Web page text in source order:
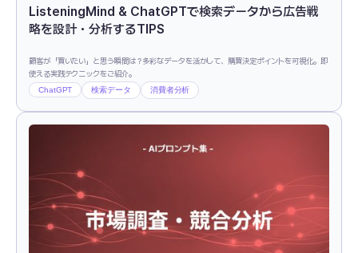
ListeningMind & ChatGPTで検索データから広告戦
略を設計・分析するTIPS
顧客が「買いたい」と思う瞬間は？多彩なデータを活かして、購買決定ポイントを可視化。即
使える実践テクニックをご紹介。
ChatGPT 検索データ 消費者分析